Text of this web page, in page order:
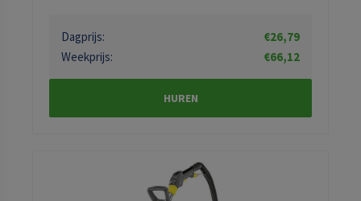
Dagprijs:
€26,79
Weekprijs:
€66,12
HUREN